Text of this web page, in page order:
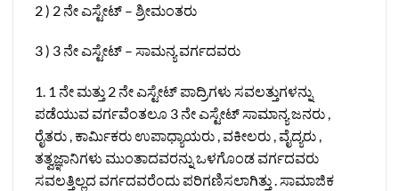
2 ) 2 ನೇ ಎಸ್ಟೇಟ್ – ಶ್ರೀಮಂತರು
3 ) 3 ನೇ ಎಸ್ಟೇಟ್ – ಸಾಮನ್ಯ ವರ್ಗದವರು
1. 1 ನೇ ಮತ್ತು 2 ನೇ ಎಸ್ಟೇಟ್ ಪಾದ್ರಿಗಳು ಸವಲತ್ತುಗಳನ್ನು
ಪಡೆಯುವ ವರ್ಗವೆಂತಲೂ 3 ನೇ ಎಸ್ಟೇಟ್ ಸಾಮಾನ್ಯ ಜನರು ,
ರೈತರು , ಕಾರ್ಮಿಕರು ಉಪಾಧ್ಯಾಯರು , ವಕೀಲರು , ವೈದ್ಯರು ,
ತತ್ವಜ್ಞಾನಿಗಳು ಮುಂತಾದವರನ್ನು ಒಳಗೊಂಡ ವರ್ಗದವರು
ಸವಲತ್ತಿಲ್ಲದ ವರ್ಗದವರೆಂದು ಪರಿಗಣಿಸಲಾಗಿತ್ತು . ಸಾಮಾಜಿಕ